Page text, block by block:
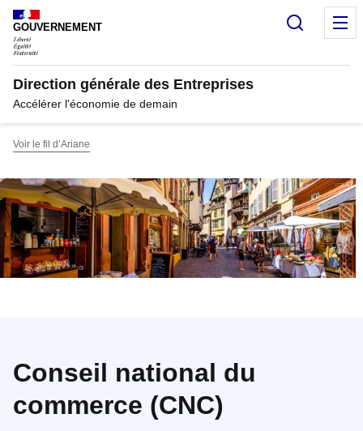
Panneau de gestion des cookies
GOUVERNEMENT
Direction générale des Entreprises
Accélérer l'économie de demain
Voir le fil d’Ariane
Conseil national du
commerce (CNC)